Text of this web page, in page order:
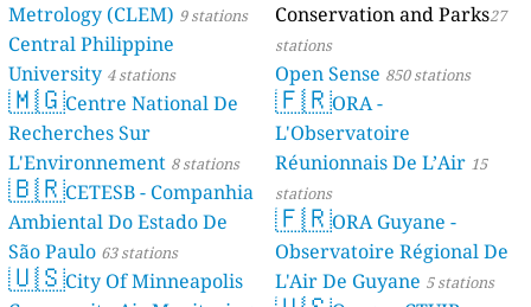
Metrology (CLEM) 9 stations
Central Philippine
University 4 stations
🇲🇬Centre National De
Recherches Sur
L'Environnement 8 stations
🇧🇷CETESB - Companhia
Ambiental Do Estado De
São Paulo 63 stations
🇺🇸City Of Minneapolis
Conservation and Parks27
stations
Open Sense 850 stations
🇫🇷ORA -
L'Observatoire
Réunionnais De L’Air 15
stations
🇫🇷ORA Guyane -
Observatoire Régional De
L'Air De Guyane 5 stations